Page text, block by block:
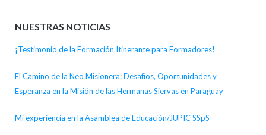
NUESTRAS NOTICIAS
¡Testimonio de la Formación Itinerante para Formadores!
El Camino de la Neo Misionera: Desafíos, Oportunidades y
Esperanza en la Misión de las Hermanas Siervas en Paraguay
Mi experiencia en la Asamblea de Educación/JUPIC SSpS